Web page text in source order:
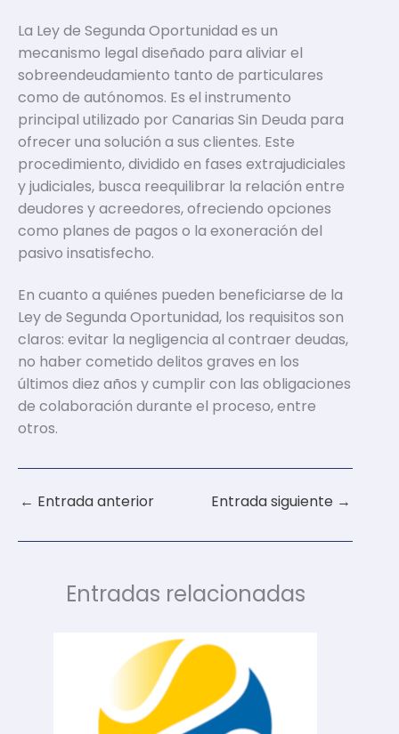
La Ley de Segunda Oportunidad es un
mecanismo legal diseñado para aliviar el
sobreendeudamiento tanto de particulares
como de autónomos. Es el instrumento
principal utilizado por Canarias Sin Deuda para
ofrecer una solución a sus clientes. Este
procedimiento, dividido en fases extrajudiciales
y judiciales, busca reequilibrar la relación entre
deudores y acreedores, ofreciendo opciones
como planes de pagos o la exoneración del
pasivo insatisfecho.
En cuanto a quiénes pueden beneficiarse de la
Ley de Segunda Oportunidad, los requisitos son
claros: evitar la negligencia al contraer deudas,
no haber cometido delitos graves en los
últimos diez años y cumplir con las obligaciones
de colaboración durante el proceso, entre
otros.
← Entrada anterior Entrada siguiente →
Entradas relacionadas